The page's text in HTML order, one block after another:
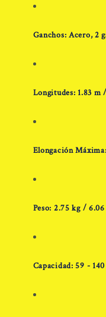
Ganchos: Acero, 2
Longitudes: 1.83 m
Elongación
Peso: 2.75 kg /
Capacidad: 59 -